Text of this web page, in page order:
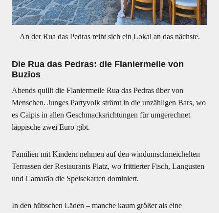
An der Rua das Pedras reiht sich ein Lokal an das nächste.
Die Rua das Pedras: die Flaniermeile von
Buzios
Abends quillt die Flaniermeile Rua das Pedras über von
Menschen. Junges Partyvolk strömt in die unzähligen Bars, wo
es Caipis in allen Geschmacksrichtungen für umgerechnet
läppische zwei Euro gibt.
Familien mit Kindern nehmen auf den windumschmeichelten
Terrassen der Restaurants Platz, wo frittierter Fisch, Langusten
und Camarão die Speisekarten dominiert.
In den hübschen Läden – manche kaum größer als eine